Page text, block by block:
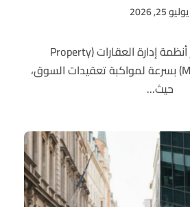
يوليو 25, 2026
Management Software) بسرعة لمواكبة تعقيدات السوق،
حيث...